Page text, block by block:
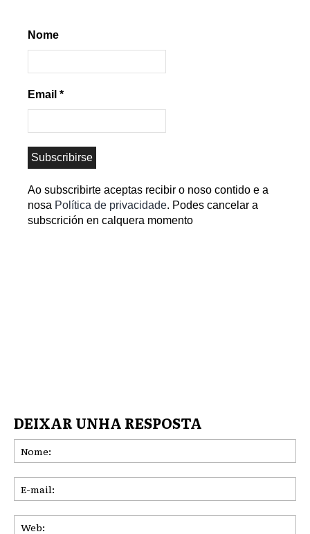
Nome
Email *
Ao subscribirte aceptas recibir o noso contido e a
nosa Política de privacidade. Podes cancelar a
subscrición en calquera momento
DEIXAR UNHA RESPOSTA